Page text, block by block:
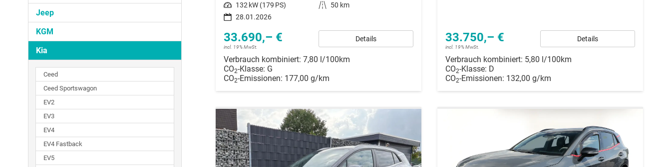
Leistung 132 kW (179 PS) Kilometerstand
50 km
28.01.2026
33.690,– €
incl. 19% MwSt.
Details
Verbrauch kombiniert: 7,80 l/100km
CO2-Klasse: G
CO2-Emissionen: 177,00 g/km
33.750,– €
incl. 19% MwSt.
Details
Verbrauch kombiniert: 5,80 l/100km
CO2-Klasse: D
CO2-Emissionen: 132,00 g/km
Jeep
KGM
Kia
Ceed
Ceed Sportswagon
EV2
EV3
EV4
EV4 Fastback
EV5